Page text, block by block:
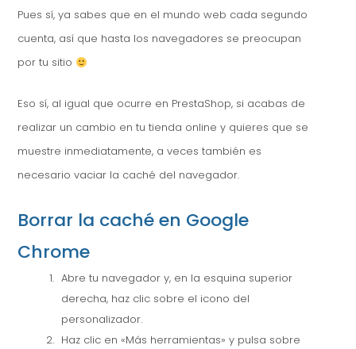
Pues sí, ya sabes que en el mundo web cada segundo
cuenta, así que hasta los navegadores se preocupan
por tu sitio
Eso sí, al igual que ocurre en PrestaShop, si acabas de
realizar un cambio en tu tienda online y quieres que se
muestre inmediatamente, a veces también es
necesario vaciar la caché del navegador.
Borrar la caché en Google
Chrome
Abre tu navegador y, en la esquina superior
derecha, haz clic sobre el icono del
personalizador.
Haz clic en «Más herramientas» y pulsa sobre